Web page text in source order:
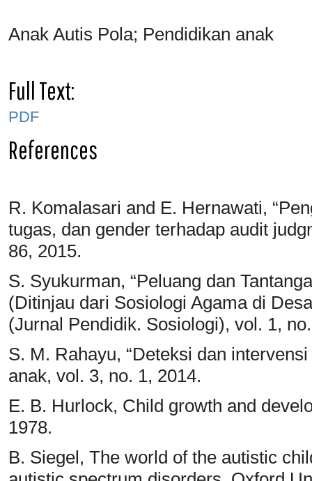
Anak Autis Pola; Pendidikan anak
Full Text:
PDF
References
R. Komalasari and E. Hernawati,
tugas, dan gender terhadap audit
86, 2015.
S. Syukurman, “Peluang dan
(Ditinjau dari Sosiologi Agama di
(Jurnal Pendidik. Sosiologi), vol. 1,
S. M. Rahayu, “Deteksi dan
anak, vol. 3, no. 1, 2014.
E. B. Hurlock, Child growth and
1978.
B. Siegel, The world of the autistic